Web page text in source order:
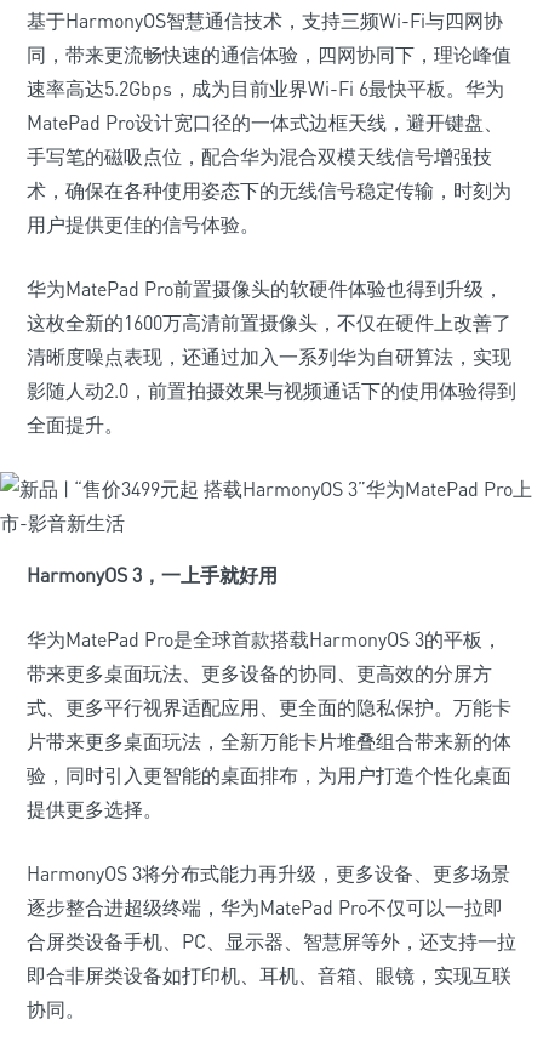
基于HarmonyOS智慧通信技术，支持三频Wi-Fi与四网协
同，带来更流畅快速的通信体验，四网协同下，理论峰值
速率高达5.2Gbps，成为目前业界Wi-Fi 6最快平板。华为
MatePad Pro设计宽口径的一体式边框天线，避开键盘、
手写笔的磁吸点位，配合华为混合双模天线信号增强技
术，确保在各种使用姿态下的无线信号稳定传输，时刻为
用户提供更佳的信号体验。
华为MatePad Pro前置摄像头的软硬件体验也得到升级，
这枚全新的1600万高清前置摄像头，不仅在硬件上改善了
清晰度噪点表现，还通过加入一系列华为自研算法，实现
影随人动2.0，前置拍摄效果与视频通话下的使用体验得到
全面提升。
HarmonyOS 3 ， 一上手就好用
华为MatePad Pro是全球首款搭载HarmonyOS 3的平板，
带来更多桌面玩法、更多设备的协同、更高效的分屏方
式、更多平行视界适配应用、更全面的隐私保护。万能卡
片带来更多桌面玩法，全新万能卡片堆叠组合带来新的体
验，同时引入更智能的桌面排布，为用户打造个性化桌面
提供更多选择。
HarmonyOS 3将分布式能力再升级，更多设备、更多场景
逐步整合进超级终端，华为MatePad Pro不仅可以一拉即
合屏类设备手机、PC、显示器、智慧屏等外，还支持一拉
即合非屏类设备如打印机、耳机、音箱、眼镜，实现互联
协同。